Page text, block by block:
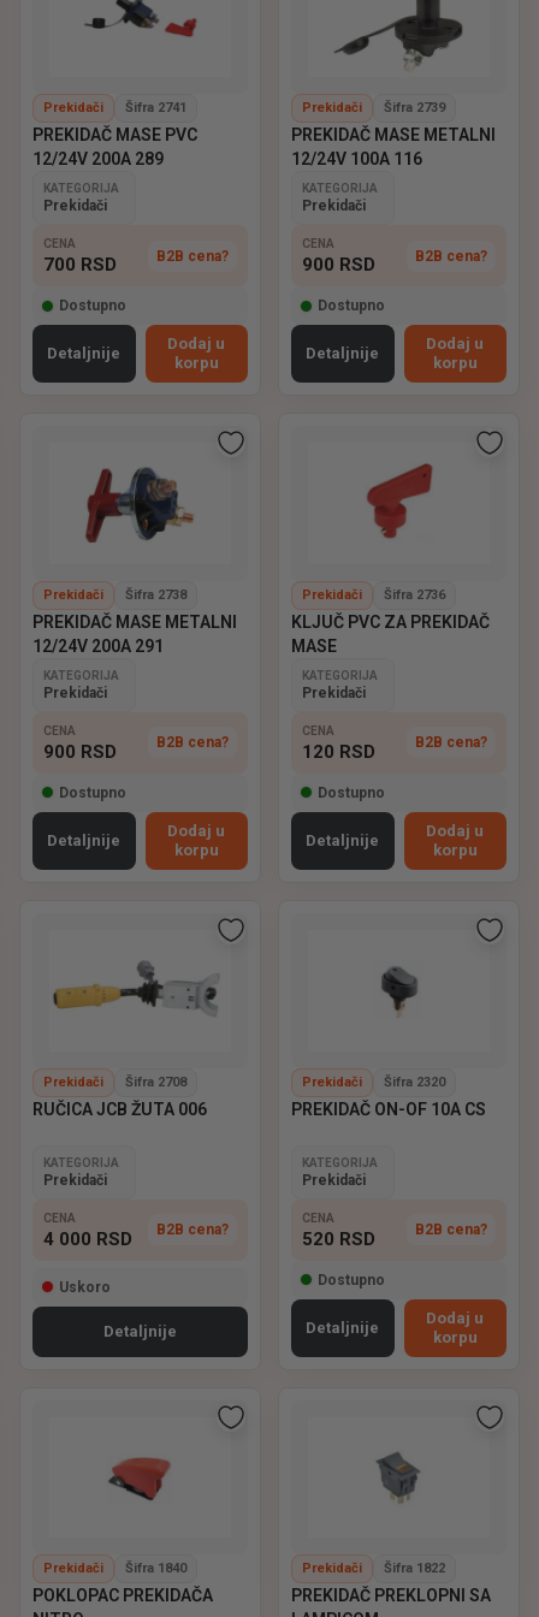
Prekidači Šifra 2741
PREKIDAČ MASE PVC
12/24V 200A 289
KATEGORIJA
Prekidači
CENA
700 RSD B2B cena?
Dostupno
Detaljnije
Dodaj u
korpu
Prekidači Šifra 2739
PREKIDAČ MASE METALNI
12/24V 100A 116
KATEGORIJA
Prekidači
CENA
900 RSD B2B cena?
Dostupno
Detaljnije
Dodaj u
korpu
Prekidači Šifra 2738
PREKIDAČ MASE METALNI
12/24V 200A 291
KATEGORIJA
Prekidači
CENA
900 RSD B2B cena?
Dostupno
Detaljnije
Dodaj u
korpu
Prekidači Šifra 2736
KLJUČ PVC ZA PREKIDAČ
MASE
KATEGORIJA
Prekidači
CENA
120 RSD B2B cena?
Dostupno
Detaljnije
Dodaj u
korpu
Prekidači Šifra 2708
RUČICA JCB ŽUTA 006
KATEGORIJA
Prekidači
CENA
4 000 RSD B2B cena?
Uskoro
Detaljnije
Prekidači Šifra 2320
PREKIDAČ ON-OF 10A CS
KATEGORIJA
Prekidači
CENA
520 RSD B2B cena?
Dostupno
Detaljnije
Dodaj u
korpu
Prekidači Šifra 1840
POKLOPAC PREKIDAČA
Prekidači Šifra 1822
PREKIDAČ PREKLOPNI SA